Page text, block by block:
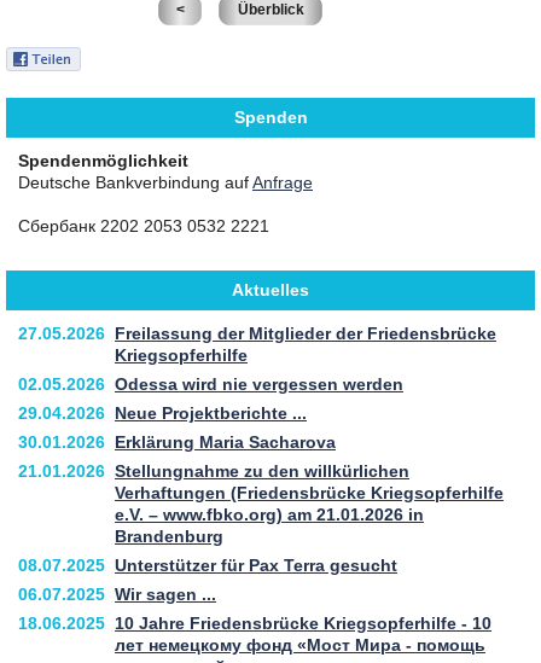
< Überblick
Spenden
Spendenmöglichkeit
Deutsche Bankverbindung aufAnfrage
Сбербанк 2202 2053 0532 2221
Aktuelles
27.05.2026 Freilassung der Mitglieder der Friedensbrücke
Kriegsopferhilfe
02.05.2026 Odessa wird nie vergessen werden
29.04.2026 Neue Projektberichte ...
30.01.2026 Erklärung Maria Sacharova
21.01.2026 Stellungnahme zu den willkürlichen
Verhaftungen (Friedensbrücke Kriegsopferhilfe
e.V. – www.fbko.org) am 21.01.2026 in
Brandenburg
08.07.2025 Unterstützer für Pax Terra gesucht
06.07.2025 Wir sagen ...
18.06.2025 10 Jahre Friedensbrücke Kriegsopferhilfe - 10
лет немецкому фонд «Мост Мира - помощь